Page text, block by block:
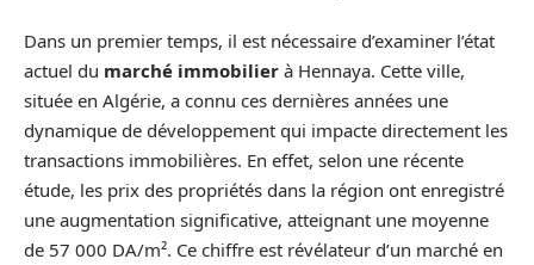
Dans un premier temps, il est nécessaire d’examiner l’état
actuel du marché immobilier à Hennaya. Cette ville,
située en Algérie, a connu ces dernières années une
dynamique de développement qui impacte directement les
transactions immobilières. En effet, selon une récente
étude, les prix des propriétés dans la région ont enregistré
une augmentation significative, atteignant une moyenne
de 57 000 DA/m². Ce chiffre est révélateur d’un marché en